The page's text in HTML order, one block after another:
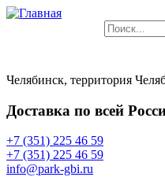
Челябинск, территория
Доставка по всей
+7 (351) 225 46 59
+7 (351) 225 46 59
info@park-gbi.ru